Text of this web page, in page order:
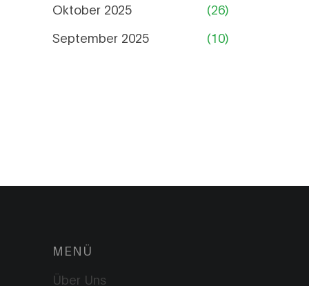
Oktober 2025
(26)
September 2025
(10)
MENÜ
Über Uns